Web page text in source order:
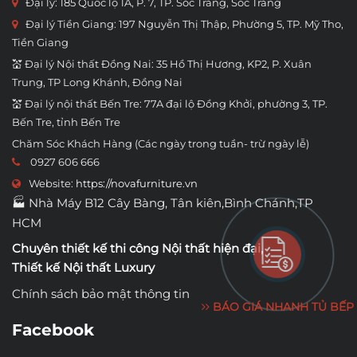
BÁO GIÁ NHANH TỦ BẾP
Đại lý Tiền Giang: 197 Nguyễn Thị Thập, Phường 5, TP. Mỹ Tho,
Tiền Giang
💒 Đại lý Nội thất Đồng Nai: 35 Hồ Thị Hương, KP2, P. Xuân
Trung, TP Long Khánh, Đồng Nai
💒 Đại lý nội thất Bến Tre: 77A đại lộ Đồng Khởi, phường 3, TP.
Bến Tre, tỉnh Bến Tre
Chăm Sóc Khách Hàng (Các ngày trong tuần- trừ ngày lễ)
0927 606 666
Website: https://novafurniture.vn
🏭 Nhà Máy B12 Cây Bàng, Tân kiên,Bình Chánh,TP
HCM
Chuyên thiết kế thi công Nội thất hiện đại,
Thiết kế Nội thất Luxury
Chính sách bảo mật thông tin
Facebook